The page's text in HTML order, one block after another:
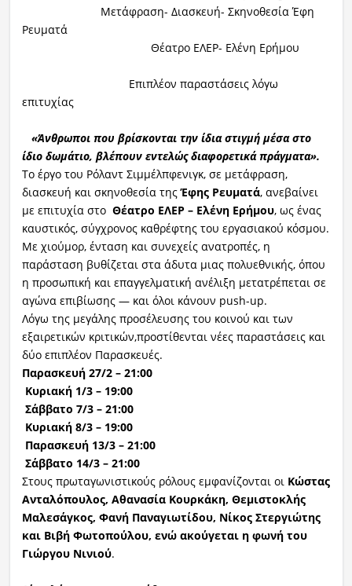
Μετάφραση- Διασκευή- Σκηνοθεσία Έφη
Ρευματά
Θέατρο ΕΛΕΡ- Ελένη Ερήμου
Επιπλέον παραστάσεις λόγω
επιτυχίας
«Άνθρωποι που βρίσκονται την ίδια στιγμή μέσα στο
ίδιο δωμάτιο, βλέπουν εντελώς διαφορετικά πράγματα».
Το έργο του Ρόλαντ Σιμμέλπφενιγκ, σε μετάφραση,
διασκευή και σκηνοθεσία τηςΈφης Ρευματά, ανεβαίνει
με επιτυχία στο Θέατρο ΕΛΕΡ – Ελένη Ερήμου, ως ένας
καυστικός, σύγχρονος καθρέφτης του εργασιακού κόσμου.
Με χιούμορ, ένταση και συνεχείς ανατροπές, η
παράσταση βυθίζεται στα άδυτα μιας πολυεθνικής, όπου
η προσωπική και επαγγελματική ανέλιξη μετατρέπεται σε
αγώνα επιβίωσης — και όλοι κάνουν push-up.
Λόγω της μεγάλης προσέλευσης του κοινού και των
εξαιρετικών κριτικών,προστίθενται νέες παραστάσεις και
δύο επιπλέον Παρασκευές.
Παρασκευή 27/2 – 21:00
Κυριακή 1/3 – 19:00
Σάββατο 7/3 – 21:00
Κυριακή 8/3 – 19:00
Παρασκευή 13/3 – 21:00
Σάββατο 14/3 – 21:00
Στους πρωταγωνιστικούς ρόλους εμφανίζονται οι Κώστας
Ανταλόπουλος, Αθανασία Κουρκάκη, Θεμιστοκλής
Μαλεσάγκος, Φανή Παναγιωτίδου, Νίκος Στεργιώτης
και Βιβή Φωτοπούλου, ενώ ακούγεται η φωνή του
Γιώργου Νινιού.